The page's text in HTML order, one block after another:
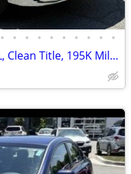
• • • • • • • • • •
2015 Dodge Ram 1500 HEMI 5.7L, Clean Title, 195K Miles